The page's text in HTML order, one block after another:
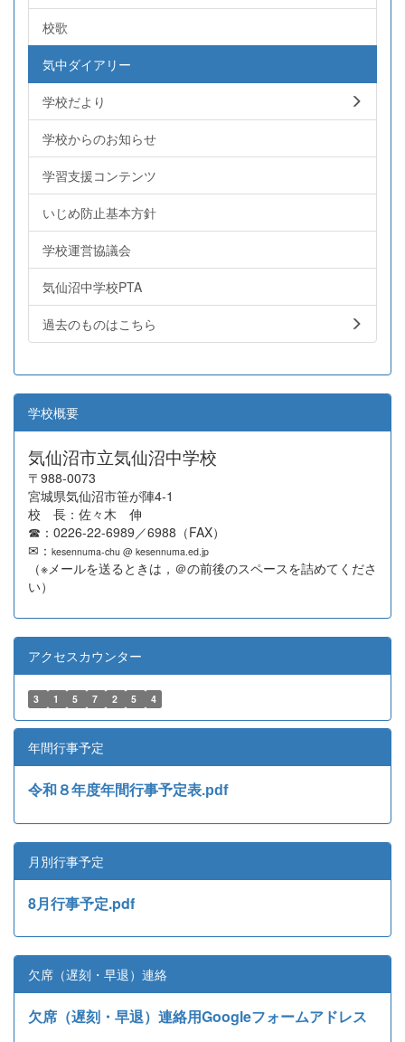
校歌
気中ダイアリー
学校だより
学校からのお知らせ
学習支援コンテンツ
いじめ防止基本方針
学校運営協議会
気仙沼中学校PTA
過去のものはこちら
学校概要
気仙沼市立気仙沼中学校
〒988-0073
宮城県気仙沼市笹が陣4-1
校 長：佐々木 伸
☎：0226-22-6989／6988（FAX）
✉： kesennuma-chu @ kesennuma.ed.jp
（※メールを送るときは，＠の前後のスペースを詰めてくださ
い）
アクセスカウンター
3 1 5 7 2 5 4
年間行事予定
令和８年度年間行事予定表.pdf
月別行事予定
8月行事予定.pdf
欠席（遅刻・早退）連絡
欠席（遅刻・早退）連絡用Googleフォームアドレス